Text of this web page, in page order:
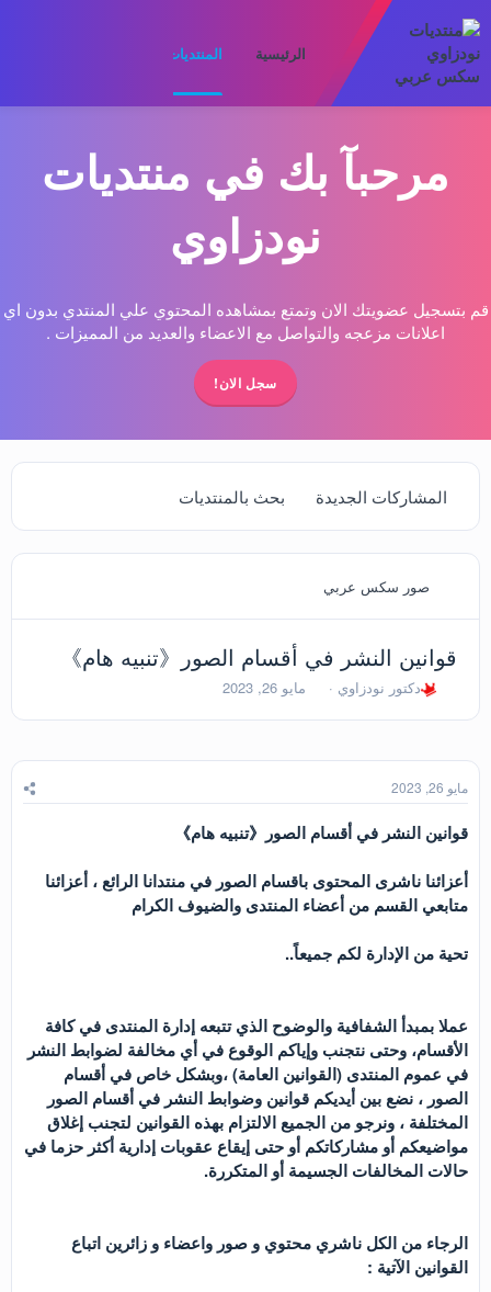
الرئيسية المنتديات
مرحبآ بك في منتديات
نودزاوي
قم بتسجيل عضويتك الان وتمتع بمشاهده المحتوي علي المنتدي بدون اي
اعلانات مزعجه والتواصل مع الاعضاء والعديد من المميزات .
سجل الان!
المشاركات الجديدة بحث بالمنتديات
صور سكس عربي
قوانين النشر في أقسام الصور《تنبيه هام》
ب
د
ا
ل
م
ض
ع
دكتور نودزاوي
ت
ر
خ
ل
ب
د
مايو 26, 2023
مايو 26, 2023
قوانين النشر في أقسام الصور《تنبيه هام》
أعزائنا ناشرى المحتوى باقسام الصور في منتدانا الرائع ، أعزائنا
متابعي القسم من أعضاء المنتدى والضيوف الكرام
تحية من الإدارة لكم جميعاً..
عملا بمبدأ الشفافية والوضوح الذي تتبعه إدارة المنتدى في كافة
الأقسام، وحتى نتجنب وإياكم الوقوع في أي مخالفة لضوابط النشر
في عموم المنتدى (القوانين العامة) ،وبشكل خاص في أقسام
الصور ، نضع بين أيديكم قوانين وضوابط النشر في أقسام الصور
المختلفة ، ونرجو من الجميع الالتزام بهذه القوانين لتجنب إغلاق
مواضيعكم أو مشاركاتكم أو حتى إيقاع عقوبات إدارية أكثر حزما في
حالات المخالفات الجسيمة أو المتكررة.
الرجاء من الكل ناشري محتوي و صور واعضاء و زائرين اتباع
القوانين الآتية :